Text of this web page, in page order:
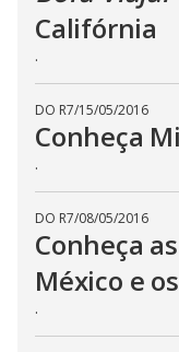
Califórnia
.
DO R7/15/05/2016
Conheça
.
DO R7/08/05/2016
Conheça
México e
.